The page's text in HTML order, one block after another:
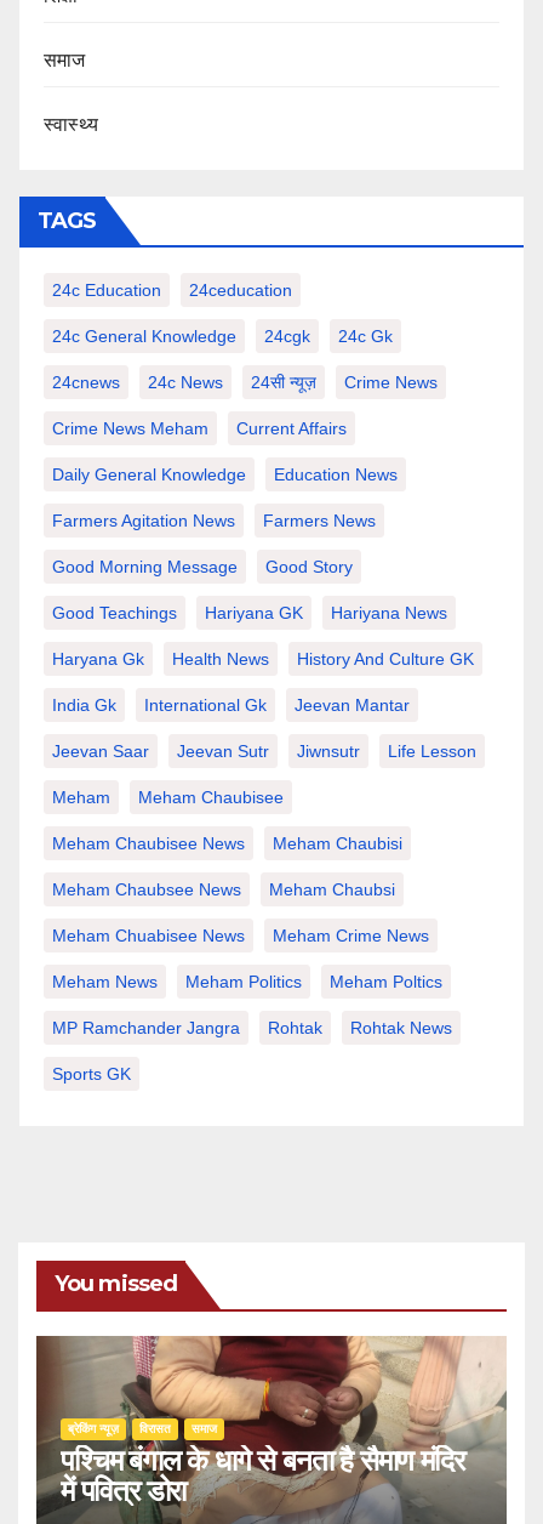
समाज
स्वास्थ्य
TAGS
24c Education 24ceducation
24c General Knowledge 24cgk 24c Gk
24cnews 24c News 24सी न्यूज़ Crime News
Crime News Meham Current Affairs
Daily General Knowledge Education News
Farmers Agitation News Farmers News
Good Morning Message Good Story
Good Teachings Hariyana GK Hariyana News
Haryana Gk Health News History And Culture GK
India Gk International Gk Jeevan Mantar
Jeevan Saar Jeevan Sutr Jiwnsutr Life Lesson
Meham Meham Chaubisee
Meham Chaubisee News Meham Chaubisi
Meham Chaubsee News Meham Chaubsi
Meham Chuabisee News Meham Crime News
Meham News Meham Politics Meham Poltics
MP Ramchander Jangra Rohtak Rohtak News
Sports GK
You missed
ब्रेकिंग न्यूज़ ‍‍विरासत समाज
पश्चिम बंगाल के धागे से बनता है सैमाण मंदिर
में पवित्र डोरा